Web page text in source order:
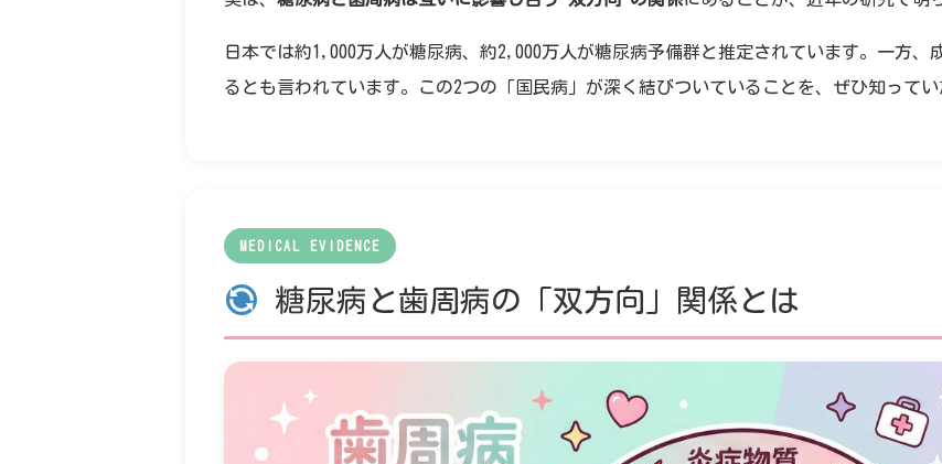
日本では約1,000万人が糖尿病、約2,000万人が糖尿病予備群と推定されています。一方、
るとも言われています。この2つの「国民病」が深く結びついていることを、ぜひ知ってい
MEDICAL EVIDENCE
糖尿病と歯周病の「双方向」関係とは